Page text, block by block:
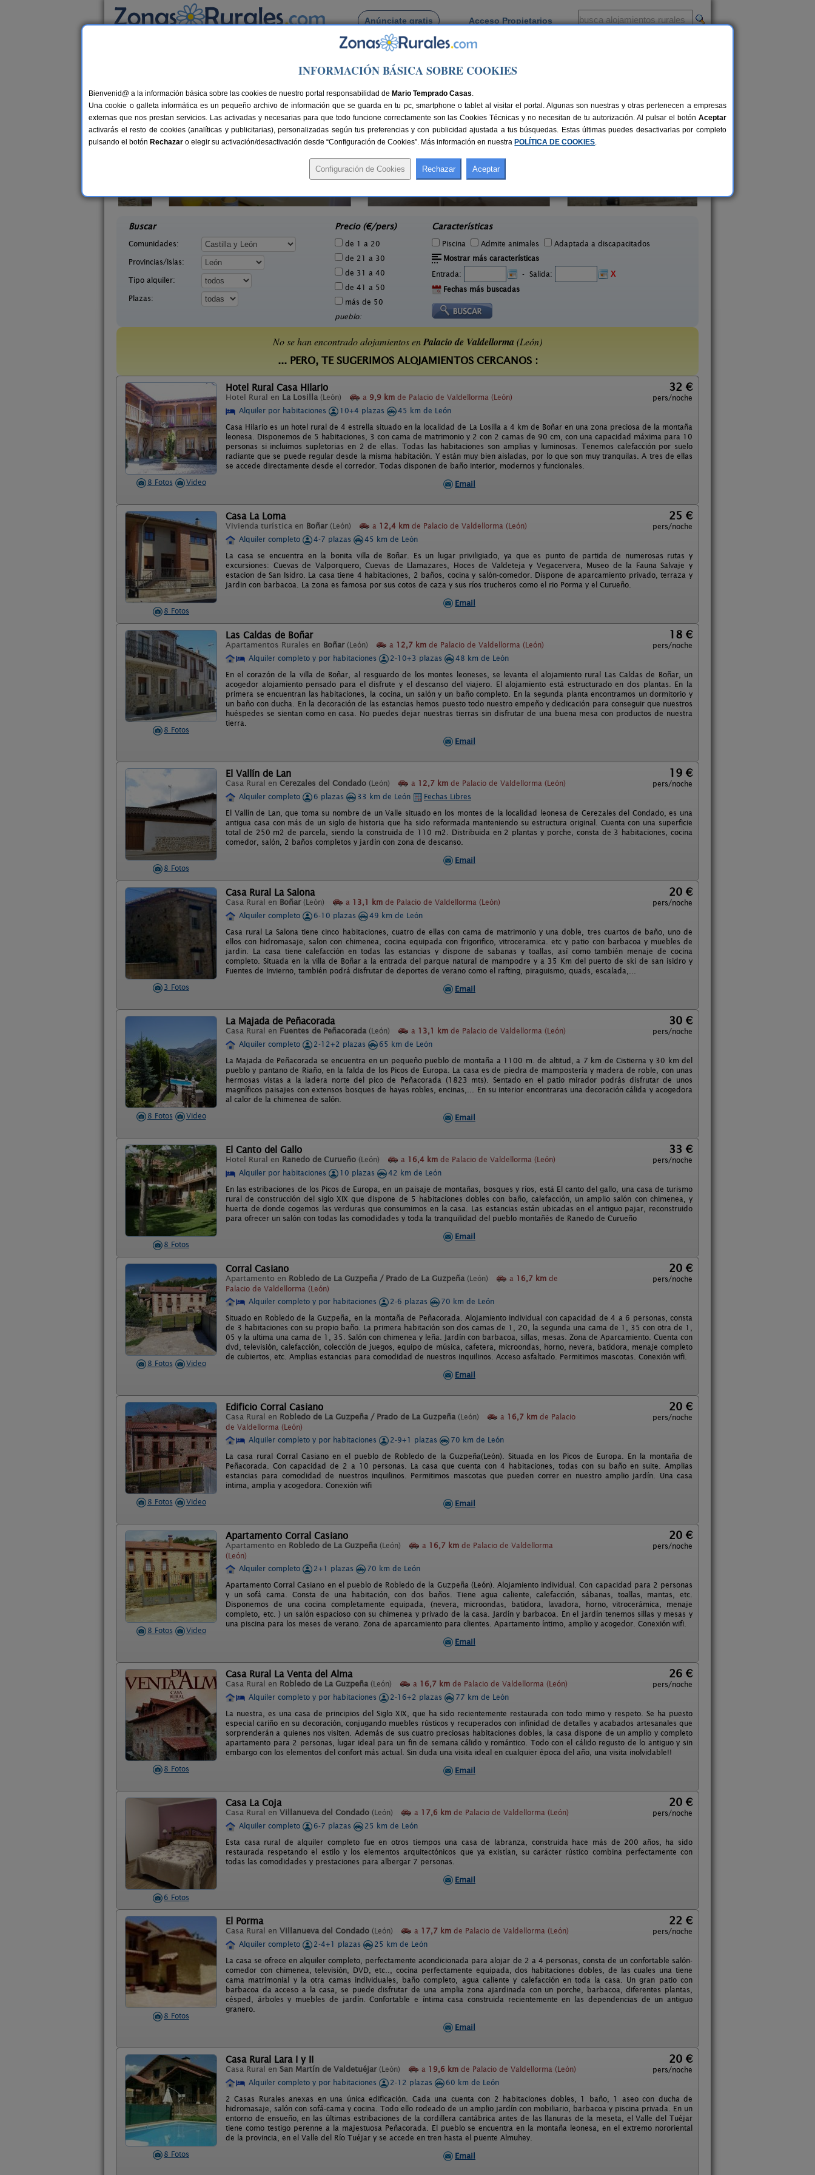
Anúnciate gratis Acceso Propietarios
Busca por pueblo
> Palacio de Valdellorma
Casas Rurales cerca de Palacio de Valdellorma
36 €
El Capricho del Tejar
Buscar
Comunidades:
Provincias/Islas:
Tipo alquiler:
Plazas:
Precio (€/pers)
de 1 a 20
de 21 a 30
de 31 a 40
de 41 a 50
más de 50
pueblo:
Características
Piscina Admite animales
Adaptada a discapacitados
Mostrar más características
Entrada:
- Salida:
X
Fechas más buscadas
No se han encontrado alojamientos enPalacio de Valdellorma (León)
... PERO, TE SUGERIMOS ALOJAMIENTOS CERCANOS :
8 Fotos Video
Hotel Rural Casa Hilario
Hotel Rural en La Losilla (León) a 9,9 km de Palacio de Valdellorma (León)
32 €
pers/noche
Alquiler por habitaciones
10+4 plazas
45 km de León
Casa Hilario es un hotel rural de 4 estrella situado en la localidad de La Losilla a 4 km de Boñar en una zona preciosa de la montaña
leonesa. Disponemos de 5 habitaciones, 3 con cama de matrimonio y 2 con 2 camas de 90 cm, con una capacidad máxima para 10
personas si incluimos supletorias en 2 de ellas. Todas las habitaciones son amplias y luminosas. Tenemos calefacción por suelo
radiante que se puede regular desde la misma habitación. Y están muy bien aisladas, por lo que son muy tranquilas. A tres de ellas
se accede directamente desde el corredor. Todas disponen de baño interior, modernos y funcionales.
Email
8 Fotos
Casa La Loma
Vivienda turística en Boñar (León) a 12,4 km de Palacio de Valdellorma (León)
25 €
pers/noche
Alquiler completo
4-7 plazas
45 km de León
La casa se encuentra en la bonita villa de Boñar. Es un lugar priviligiado, ya que es punto de partida de numerosas rutas y
excursiones: Cuevas de Valporquero, Cuevas de Llamazares, Hoces de Valdeteja y Vegacervera, Museo de la Fauna Salvaje y
estacion de San Isidro. La casa tiene 4 habitaciones, 2 baños, cocina y salón-comedor. Dispone de aparcamiento privado, terraza y
jardin con barbacoa. La zona es famosa por sus cotos de caza y sus ríos trucheros como el rio Porma y el Curueño.
Email
8 Fotos
Las Caldas de Boñar
Apartamentos Rurales en Boñar (León) a 12,7 km de Palacio de Valdellorma (León)
18 €
pers/noche
Alquiler completo y por habitaciones
2-10+3 plazas
48 km de León
En el corazón de la villa de Boñar, al resguardo de los montes leoneses, se levanta el alojamiento rural Las Caldas de Boñar, un
acogedor alojamiento pensado para el disfrute y el descanso del viajero. El alojamiento está estructurado en dos plantas. En la
primera se encuentran las habitaciones, la cocina, un salón y un baño completo. En la segunda planta encontramos un dormitorio y
un baño con ducha. En la decoración de las estancias hemos puesto todo nuestro empeño y dedicación para conseguir que nuestros
huéspedes se sientan como en casa. No puedes dejar nuestras tierras sin disfrutar de una buena mesa con productos de nuestra
tierra.
Email
8 Fotos
El Vallín de Lan
Casa Rural en Cerezales del Condado (León) a 12,7 km de Palacio de Valdellorma (León)
19 €
pers/noche
Alquiler completo
6 plazas 33 km de León
Fechas Libres
El Vallín de Lan, que toma su nombre de un Valle situado en los montes de la localidad leonesa de Cerezales del Condado, es una
antigua casa con más de un siglo de historia que ha sido reformada manteniendo su estructura original. Cuenta con una superficie
total de 250 m2 de parcela, siendo la construida de 110 m2. Distribuida en 2 plantas y porche, consta de 3 habitaciones, cocina
comedor, salón, 2 baños completos y jardín con zona de descanso.
Email
3 Fotos
Casa Rural La Salona
Casa Rural en Boñar (León) a 13,1 km de Palacio de Valdellorma (León)
20 €
pers/noche
Alquiler completo
6-10 plazas
49 km de León
Casa rural La Salona tiene cinco habitaciones, cuatro de ellas con cama de matrimonio y una doble, tres cuartos de baño, uno de
ellos con hidromasaje, salon con chimenea, cocina equipada con frigorifico, vitroceramica. etc y patio con barbacoa y muebles de
jardin. La casa tiene calefacción en todas las estancias y dispone de sabanas y toallas, así como también menaje de cocina
completo. Situada en la villa de Boñar a la entrada del parque natural de mampodre y a 35 Km del puerto de ski de san isidro y
Fuentes de Invierno, también podrá disfrutar de deportes de verano como el rafting, piraguismo, quads, escalada,...
Email
8 Fotos Video
La Majada de Peñacorada
Casa Rural en Fuentes de Peñacorada (León) a 13,1 km de Palacio de Valdellorma (León)
30 €
pers/noche
Alquiler completo
2-12+2 plazas
65 km de León
La Majada de Peñacorada se encuentra en un pequeño pueblo de montaña a 1100 m. de altitud, a 7 km de Cistierna y 30 km del
pueblo y pantano de Riaño, en la falda de los Picos de Europa. La casa es de piedra de mampostería y madera de roble, con unas
hermosas vistas a la ladera norte del pico de Peñacorada (1823 mts). Sentado en el patio mirador podrás disfrutar de unos
magníficos paisajes con extensos bosques de hayas robles, encinas,... En su interior encontraras una decoración cálida y acogedora
al calor de la chimenea de salón.
Email
8 Fotos
El Canto del Gallo
Hotel Rural en Ranedo de Curueño (León) a 16,4 km de Palacio de Valdellorma (León)
33 €
pers/noche
Alquiler por habitaciones
10 plazas
42 km de León
En las estribaciones de los Picos de Europa, en un paisaje de montañas, bosques y ríos, está El canto del gallo, una casa de turismo
rural de construcción del siglo XIX que dispone de 5 habitaciones dobles con baño, calefacción, un amplio salón con chimenea, y
huerta de donde cogemos las verduras que consumimos en la casa. Las estancias están ubicadas en el antiguo pajar, reconstruido
para ofrecer un salón con todas las comodidades y toda la tranquilidad del pueblo montañés de Ranedo de Curueño
Email
8 Fotos Video
Corral Casiano
Apartamento en Robledo de La Guzpeña / Prado de La Guzpeña (León) a 16,7 km de
Palacio de Valdellorma (León)
20 €
pers/noche
Alquiler completo y por habitaciones 2-6 plazas
70 km de León
Situado en Robledo de la Guzpeña, en la montaña de Peñacorada. Alojamiento individual con capacidad de 4 a 6 personas, consta
de 3 habitaciones con su propio baño. La primera habitación son dos camas de 1, 20, la segunda una cama de 1, 35 con otra de 1,
05 y la ultima una cama de 1, 35. Salón con chimenea y leña. Jardín con barbacoa, sillas, mesas. Zona de Aparcamiento. Cuenta con
dvd, televisión, calefacción, colección de juegos, equipo de música, cafetera, microondas, horno, nevera, batidora, menaje completo
de cubiertos, etc. Amplias estancias para comodidad de nuestros inquilinos. Acceso asfaltado. Permitimos mascotas. Conexión wifi.
Email
8 Fotos Video
Edificio Corral Casiano
Casa Rural en Robledo de La Guzpeña / Prado de La Guzpeña (León) a 16,7 km de Palacio
de Valdellorma (León)
20 €
pers/noche
Alquiler completo y por habitaciones 2-9+1 plazas
70 km de León
La casa rural Corral Casiano en el pueblo de Robledo de la Guzpeña(León). Situada en los Picos de Europa. En la montaña de
Peñacorada. Con capacidad de 2 a 10 personas. La casa que cuenta con 4 habitaciones, todas con su baño en suite. Amplias
estancias para comodidad de nuestros inquilinos. Permitimos mascotas que pueden correr en nuestro amplio jardín. Una casa
intima, amplia y acogedora. Conexión wifi
Email
8 Fotos Video
Apartamento Corral Casiano
Apartamento en Robledo de La Guzpeña (León) a 16,7 km de Palacio de Valdellorma
(León)
20 €
pers/noche
Alquiler completo 2+1 plazas
70 km de León
Apartamento Corral Casiano en el pueblo de Robledo de la Guzpeña (León). Alojamiento individual. Con capacidad para 2 personas
y un sofá cama. Consta de una habitación, con dos baños. Tiene agua caliente, calefacción, sábanas, toallas, mantas, etc.
Disponemos de una cocina completamente equipada, (nevera, microondas, batidora, lavadora, horno, vitrocerámica, menaje
completo, etc. ) un salón espacioso con su chimenea y privado de la casa. Jardín y barbacoa. En el jardín tenemos sillas y mesas y
una piscina para los meses de verano. Zona de aparcamiento para clientes. Apartamento íntimo, amplio y acogedor. Conexión wifi.
Email
8 Fotos
Casa Rural La Venta del Alma
Casa Rural en Robledo de La Guzpeña (León) a 16,7 km de Palacio de Valdellorma (León)
26 €
pers/noche
Alquiler completo y por habitaciones
2-16+2 plazas
77 km de León
La nuestra, es una casa de principios del Siglo XIX, que ha sido recientemente restaurada con todo mimo y respeto. Se ha puesto
especial cariño en su decoración, conjugando muebles rústicos y recuperados con infinidad de detalles y acabados artesanales que
sorprenderán a quienes nos visiten. Además de sus cuatro preciosas habitaciones dobles, la casa dispone de un amplio y completo
apartamento para 2 personas, lugar ideal para un fin de semana cálido y romántico. Todo con el cálido regusto de lo antiguo y sin
embargo con los elementos del confort más actual. Sin duda una visita ideal en cualquier época del año, una visita inolvidable!!
Email
6 Fotos
Casa La Coja
Casa Rural en Villanueva del Condado (León) a 17,6 km de Palacio de Valdellorma (León)
20 €
pers/noche
Alquiler completo
6-7 plazas
25 km de León
Esta casa rural de alquiler completo fue en otros tiempos una casa de labranza, construida hace más de 200 años, ha sido
restaurada respetando el estilo y los elementos arquitectónicos que ya existían, su carácter rústico combina perfectamente con
todas las comodidades y prestaciones para albergar 7 personas.
Email
8 Fotos
El Porma
Casa Rural en Villanueva del Condado (León) a 17,7 km de Palacio de Valdellorma (León)
22 €
pers/noche
Alquiler completo
2-4+1 plazas
25 km de León
La casa se ofrece en alquiler completo, perfectamente acondicionada para alojar de 2 a 4 personas, consta de un confortable salón-
comedor con chimenea, televisión, DVD, etc.., cocina perfectamente equipada, dos habitaciones dobles, de las cuales una tiene
cama matrimonial y la otra camas individuales, baño completo, agua caliente y calefacción en toda la casa. Un gran patio con
barbacoa da acceso a la casa, se puede disfrutar de una amplia zona ajardinada con un porche, barbacoa, diferentes plantas,
césped, árboles y muebles de jardín. Confortable e íntima casa construida recientemente en las dependencias de un antiguo
granero.
Email
8 Fotos
Casa Rural Lara I y II
Casa Rural en San Martín de Valdetuéjar (León) a 19,6 km de Palacio de Valdellorma (León)
20 €
pers/noche
Alquiler completo y por habitaciones
2-12 plazas
60 km de León
2 Casas Rurales anexas en una única edificación. Cada una cuenta con 2 habitaciones dobles, 1 baño, 1 aseo con ducha de
hidromasaje, salón con sofá-cama y cocina. Todo ello rodeado de un amplio jardín con mobiliario, barbacoa y piscina privada. En un
entorno de ensueño, en las últimas estribaciones de la cordillera cantábrica antes de las llanuras de la meseta, el Valle del Tuéjar
tiene como testigo perenne a la majestuosa Peñacorada. El pueblo se encuentra en la montaña leonesa, en el extremo nororiental
de la provincia, en el Valle del Río Tuéjar y se accede en tren hasta el puente Almuhey.
Email
INFORMACIÓN BÁSICA SOBRE COOKIES
Bienvenid@ a la información básica sobre las cookies de nuestro portal responsabilidad de Mario Temprado Casas.
Una cookie o galleta informática es un pequeño archivo de información que se guarda en tu pc, smartphone o tablet al visitar el portal. Algunas son nuestras y otras pertenecen a empresas
externas que nos prestan servicios. Las activadas y necesarias para que todo funcione correctamente son las Cookies Técnicas y no necesitan de tu autorización. Al pulsar el botón Aceptar
activarás el resto de cookies (analíticas y publicitarias), personalizadas según tus preferencias y con publicidad ajustada a tus búsquedas. Estas últimas puedes desactivarlas por completo
pulsando el botón Rechazar o elegir su activación/desactivación desde “Configuración de Cookies”. Más información en nuestra POLÍTICA DE COOKIES.